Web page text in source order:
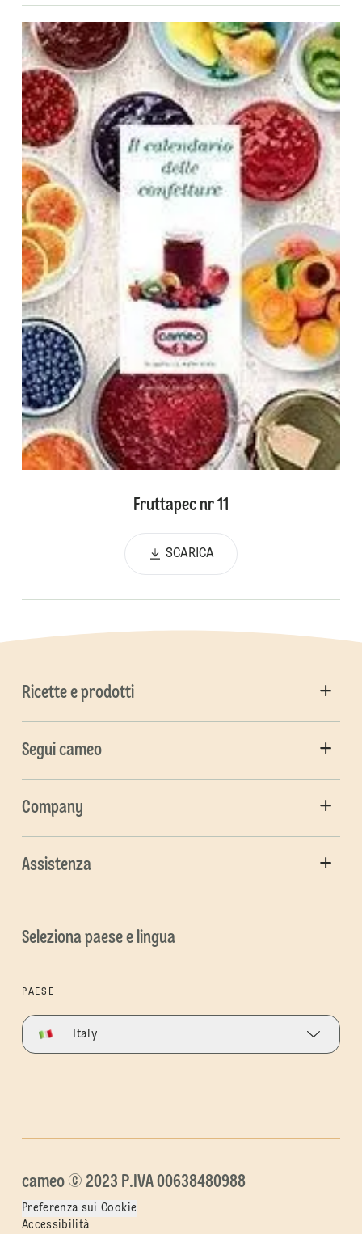
Fruttapec nr 11
SCARICA
Ricette e prodotti
Segui cameo
Company
Assistenza
Seleziona paese e lingua
PAESE
Italy
cameo © 2023 P.IVA 00638480988
Preferenza sui Cookie
Accessibilità